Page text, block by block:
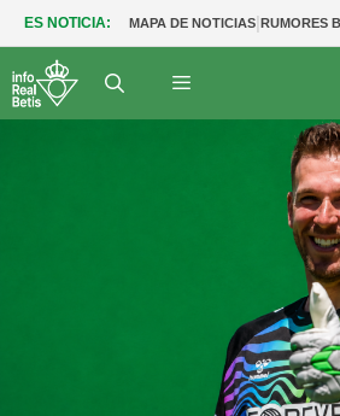
ES NOTICIA: MAPA DE NOTICIAS|RUMORES